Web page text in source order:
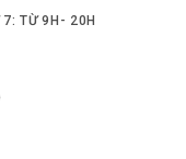
7: TỪ 9H- 20H